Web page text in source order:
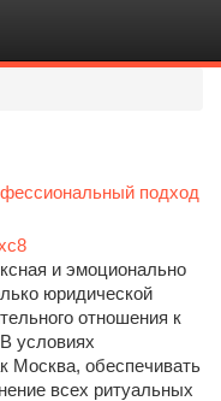
подход
и эмоционально
юридической
отношения к
условиях
Москва, обеспечивать
всех ритуальных